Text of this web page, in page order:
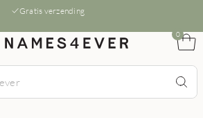
Gratis verzending
0